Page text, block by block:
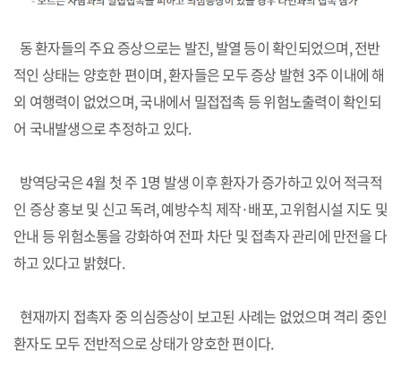
동 환자들의 주요 증상으로는 발진, 발열 등이 확인되었으며, 전반
적인 상태는 양호한 편이며, 환자들은 모두 증상 발현 3주 이내에 해
외 여행력이 없었으며, 국내에서 밀접접촉 등 위험노출력이 확인되
어 국내발생으로 추정하고 있다.
방역당국은 4월 첫 주 1명 발생 이후 환자가 증가하고 있어 적극적
인 증상 홍보 및 신고 독려, 예방수칙 제작·배포, 고위험시설 지도 및
안내 등 위험소통을 강화하여 전파 차단 및 접촉자 관리에 만전을 다
하고 있다고 밝혔다.
현재까지 접촉자 중 의심증상이 보고된 사례는 없었으며 격리 중인
환자도 모두 전반적으로 상태가 양호한 편이다.